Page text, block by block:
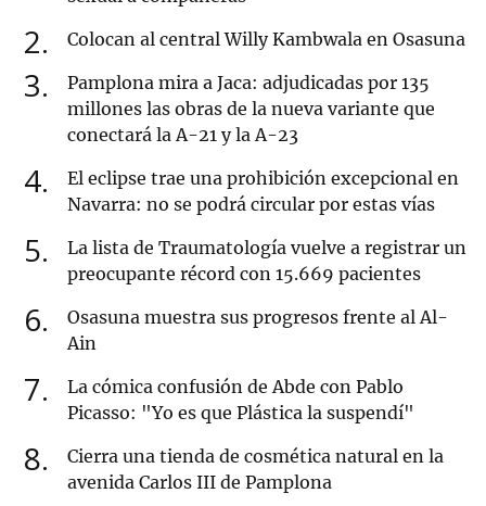
2 Colocan al central Willy Kambwala en Osasuna
3
Pamplona mira a Jaca: adjudicadas por 135
millones las obras de la nueva variante que
conectará la A-21 y la A-23
4
El eclipse trae una prohibición excepcional en
Navarra: no se podrá circular por estas vías
5
La lista de Traumatología vuelve a registrar un
preocupante récord con 15.669 pacientes
6
Osasuna muestra sus progresos frente al Al-
Ain
7
La cómica confusión de Abde con Pablo
Picasso: "Yo es que Plástica la suspendí"
8
Cierra una tienda de cosmética natural en la
avenida Carlos III de Pamplona